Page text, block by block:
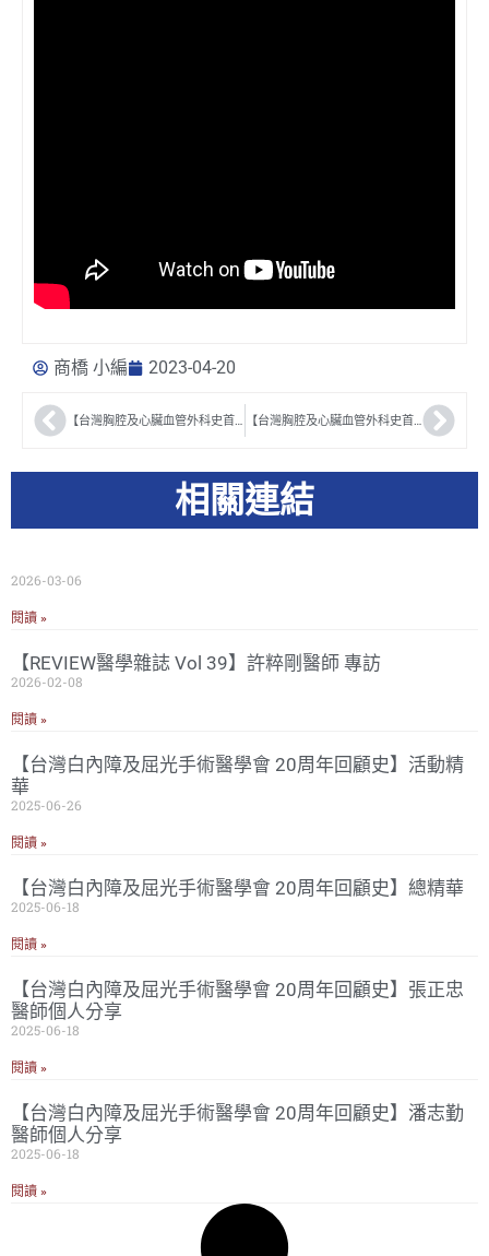
商橋 小編 2023-04-20
【台灣胸腔及心臟血管外科史首部曲】 翁仁崇醫師 【台灣胸腔及心臟血管外科史首部曲】 邱英世醫師
相關連結
2026-03-06
閱讀 »
【REVIEW醫學雜誌 Vol 39】許粹剛醫師 專訪
2026-02-08
閱讀 »
【台灣白內障及屈光手術醫學會 20周年回顧史】活動精
華
2025-06-26
閱讀 »
【台灣白內障及屈光手術醫學會 20周年回顧史】總精華
2025-06-18
閱讀 »
【台灣白內障及屈光手術醫學會 20周年回顧史】張正忠
醫師個人分享
2025-06-18
閱讀 »
【台灣白內障及屈光手術醫學會 20周年回顧史】潘志勤
醫師個人分享
2025-06-18
閱讀 »